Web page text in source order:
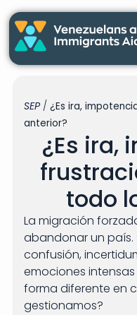
SEP/ ¿Es ira,
anterior?
¿Es ira,
todo
La migración
abandonar un país.
confusión,
emociones
forma diferente en
gestionamos?